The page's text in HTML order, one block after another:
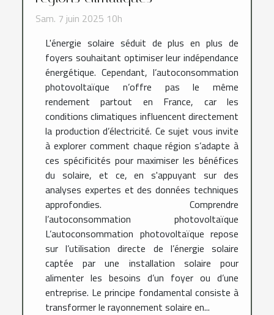
Sam. 7 juin 2025 10h
L'énergie solaire séduit de plus en plus de
foyers souhaitant optimiser leur indépendance
énergétique. Cependant, l’autoconsommation
photovoltaïque n’offre pas le même
rendement partout en France, car les
conditions climatiques influencent directement
la production d’électricité. Ce sujet vous invite
à explorer comment chaque région s’adapte à
ces spécificités pour maximiser les bénéfices
du solaire, et ce, en s'appuyant sur des
analyses expertes et des données techniques
approfondies. Comprendre
l’autoconsommation photovoltaïque
L’autoconsommation photovoltaïque repose
sur l’utilisation directe de l’énergie solaire
captée par une installation solaire pour
alimenter les besoins d’un foyer ou d’une
entreprise. Le principe fondamental consiste à
transformer le rayonnement solaire en...